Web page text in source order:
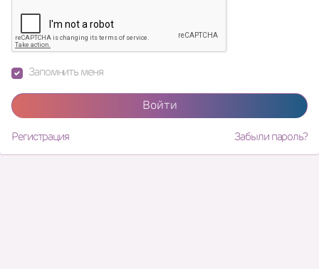
Запомнить меня
Войти
Регистрация Забыли пароль?